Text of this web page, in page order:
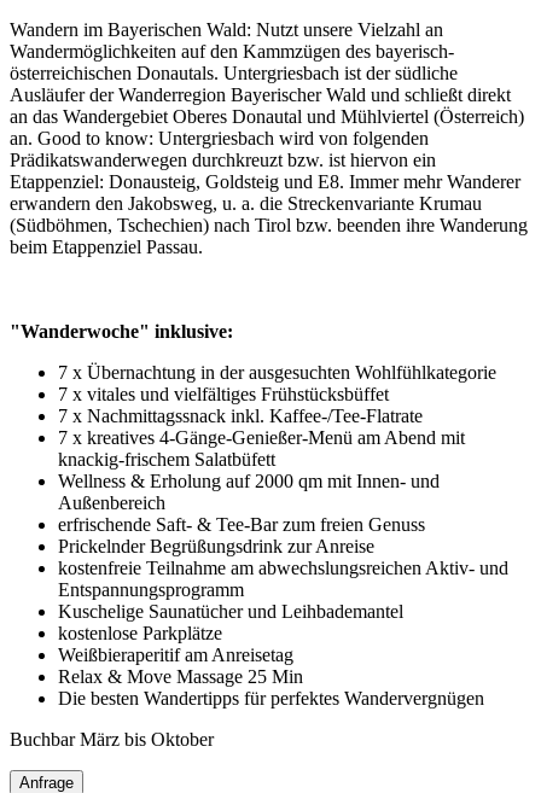
Wandern im Bayerischen Wald: Nutzt unsere Vielzahl an
Wandermöglichkeiten auf den Kammzügen des bayerisch-
österreichischen Donautals. Untergriesbach ist der südliche
Ausläufer der Wanderregion Bayerischer Wald und schließt direkt
an das Wandergebiet Oberes Donautal und Mühlviertel (Österreich)
an. Good to know: Untergriesbach wird von folgenden
Prädikatswanderwegen durchkreuzt bzw. ist hiervon ein
Etappenziel: Donausteig, Goldsteig und E8. Immer mehr Wanderer
erwandern den Jakobsweg, u. a. die Streckenvariante Krumau
(Südböhmen, Tschechien) nach Tirol bzw. beenden ihre Wanderung
beim Etappenziel Passau.
"Wanderwoche" inklusive:
7 x Übernachtung in der ausgesuchten Wohlfühlkategorie
7 x vitales und vielfältiges Frühstücksbüffet
7 x Nachmittagssnack inkl. Kaffee-/Tee-Flatrate
7 x kreatives 4-Gänge-Genießer-Menü am Abend mit
knackig-frischem Salatbüfett
Wellness & Erholung auf 2000 qm mit Innen- und
Außenbereich
erfrischende Saft- & Tee-Bar zum freien Genuss
Prickelnder Begrüßungsdrink zur Anreise
kostenfreie Teilnahme am abwechslungsreichen Aktiv- und
Entspannungsprogramm
Kuschelige Saunatücher und Leihbademantel
kostenlose Parkplätze
Weißbieraperitif am Anreisetag
Relax & Move Massage 25 Min
Die besten Wandertipps für perfektes Wandervergnügen
Buchbar März bis Oktober